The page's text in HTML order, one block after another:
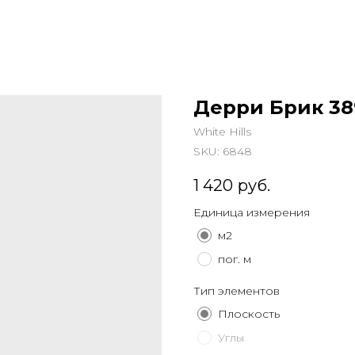
Дерри Брик
White Hills
SKU: 6848
1 420 руб.
Единица измерения
м2
пог. м
Тип элементов
Плоскость
Углы